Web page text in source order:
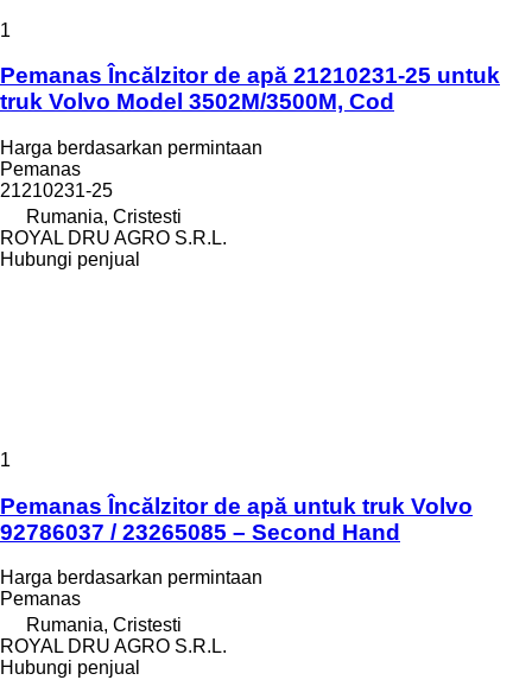
1
Pemanas Încălzitor de apă 21210231-25 untuk
truk Volvo Model 3502M/3500M, Cod
Harga berdasarkan permintaan
Pemanas
21210231-25
Rumania, Cristesti
ROYAL DRU AGRO S.R.L.
Hubungi penjual
1
Pemanas Încălzitor de apă untuk truk Volvo
92786037 / 23265085 – Second Hand
Harga berdasarkan permintaan
Pemanas
Rumania, Cristesti
ROYAL DRU AGRO S.R.L.
Hubungi penjual